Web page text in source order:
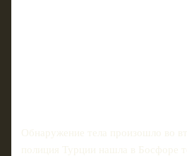
Обнаружение тела произошло во
полиция Турции нашла в Босфоре